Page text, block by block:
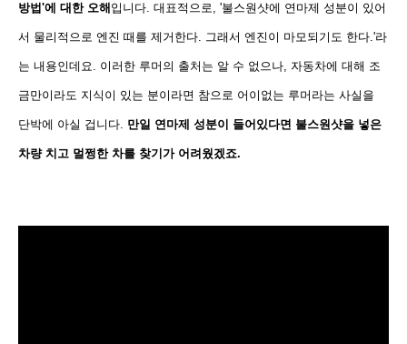
방법'에 대한 오해 입니다. 대표적으로, '불스원샷에 연마제 성분이 있어
서 물리적으로 엔진 때를 제거한다. 그래서 엔진이 마모되기도 한다.'라
는 내용인데요. 이러한 루머의 출처는 알 수 없으나, 자동차에 대해 조
금만이라도 지식이 있는 분이라면 참으로 어이없는 루머라는 사실을
단박에 아실 겁니다. 만일 연마제 성분이 들어있다면 불스원샷을 넣은
차량 치고 멀쩡한차를 찾기가 어려웠겠죠.